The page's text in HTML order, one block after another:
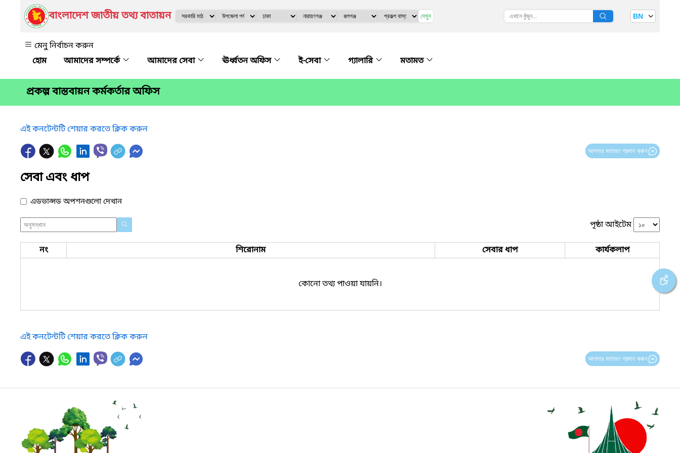
বাংলাদেশ জাতীয় তথ্য বাতায়ন দেখুন BN
মেনু নির্বাচন করুন
আমাদের সম্পর্কে
আমাদের সেবা ঊর্ধ্বতন অফিস ই-সেবা গ্যালারি মতামত
প্রকল্প বাস্তবায়ন কর্মকর্তার অফিস
এই কনটেন্টটি শেয়ার করতে ক্লিক করুন
আপনার মতামত প্রদান করুন
সেবা এবং ধাপ
এডভান্সড অপশনগুলো দেখান
পৃষ্ঠা আইটেম
নং শিরোনাম সেবার ধাপ কার্যকলাপ
কোনো তথ্য পাওয়া যায়নি।
এই কনটেন্টটি শেয়ার করতে ক্লিক করুন
আপনার মতামত প্রদান করুন